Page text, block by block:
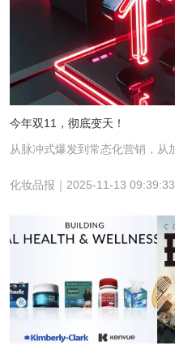
今年双11，彻底变天！
化妆品报｜2025-11-13 09:39:33